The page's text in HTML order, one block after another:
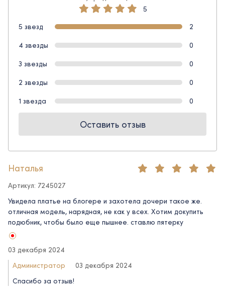
5
5 звезд
2
4 звезды
0
3 звезды
0
2 звезды
0
1 звезда
0
Оставить отзыв
Наталья
Артикул: 7245027
Увидела платье на блогере и захотела дочери такое же.
отличная модель, нарядная, не как у всех. Хотим докупить
подюбник, чтобы было еще пышнее. ставлю пятерку
03 декабря 2024
Администратор
03 декабря 2024
Спасибо за отзыв!